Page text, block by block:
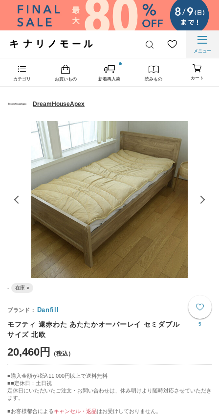
メニュー
カテゴリ お買いもの 新着再入荷 読みもの カート
DreamHouseApex
- 在庫 ○
5
Danfill
モフティ 遠赤わた あたたかオーバーレイ セミダブル
サイズ 北欧
20,460円
購入金額が税込11,000円以上で送料無料
■定休日：土日祝
定休日にいただいたご注文・お問い合わせは、休み明けより随時対応させていただき
ます。
■お客様都合によるキャンセル・返品はお受けしておりません。